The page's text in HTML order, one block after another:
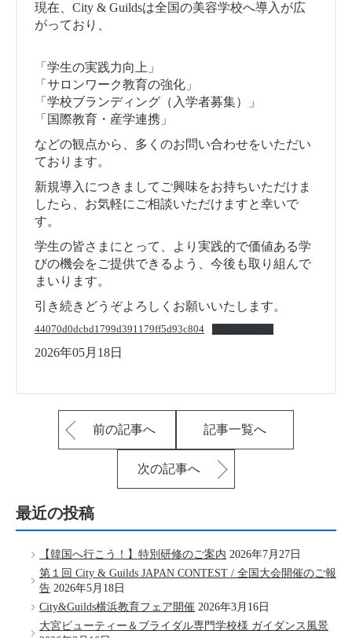
現在、City & Guildsは全国の美容学校へ導入が広
がっており、
「学生の実践力向上」
「サロンワーク教育の強化」
「学校ブランディング（入学者募集）」
「国際教育・産学連携」
などの観点から、多くのお問い合わせをいただい
ております。
新規導入につきましてご興味をお持ちいただけま
したら、お気軽にご相談いただけますと幸いで
す。
学生の皆さまにとって、より実践的で価値ある学
びの機会をご提供できるよう、今後も取り組んで
まいります。
引き続きどうぞよろしくお願いいたします。
44070d0dcbd1799d391179ff5d93c804
2026年05月18日
前の記事へ 記事一覧へ
次の記事へ
最近の投稿
【韓国へ行こう！】特別研修のご案内 2026年7月27日
第１回 City & Guilds JAPAN CONTEST / 全国大会開催のご報
告 2026年5月18日
City&Guilds横浜教育フェア開催 2026年3月16日
大宮ビューティー＆ブライダル専門学校様 ガイダンス風景